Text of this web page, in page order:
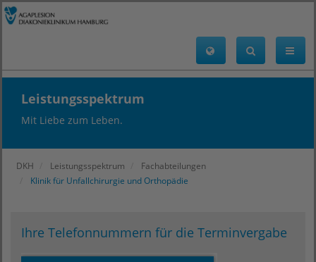
Leistungsspektrum
Mit Liebe zum Leben.
DKH Leistungsspektrum
Fachabteilungen
Klinik für Unfallchirurgie und Orthopädie
Ihre Telefonnummern für die Terminvergabe